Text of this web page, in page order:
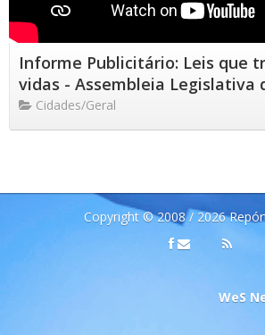
Informe Publicitário: Leis que
vidas - Assembleia Legislativa
Cidades/Geral
Copyright © 2008 / 2026
WeS